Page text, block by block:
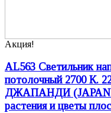
Акция!
AL563 Светильник
потолочный 2700 К.
ДЖАПАНДИ
растения и цветы